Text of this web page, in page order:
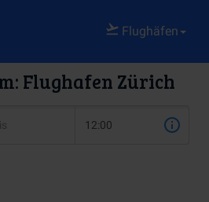
Flughäfen
Flughafen Zürich